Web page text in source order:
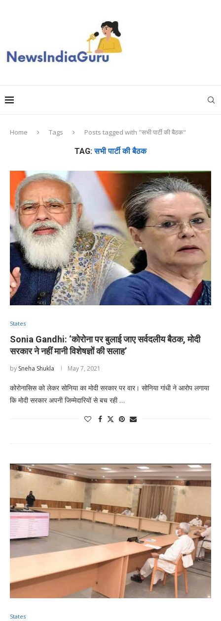
Home Tags Posts tagged with "सभी पार्टी की बैठक"
TAG:सभी पार्टी की बैठक
States
Sonia Gandhi: ‘कोरोना पर बुलाई जाए सर्वदलीय बैठक, मोदी
सरकार ने नहीं मानी विशेषज्ञों की सलाह’
by Sneha Shukla May 7, 2021
कोरोनासिस को लेकर सोनिया का मोदी सरकार पर वार। सोनिया गांधी ने आरोप लगाया
कि मोदी सरकार अपनी जिम्मेदारियों से बच रही …
States